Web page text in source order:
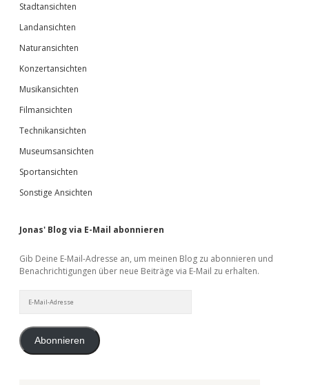
Stadtansichten
Landansichten
Naturansichten
Konzertansichten
Musikansichten
Filmansichten
Technikansichten
Museumsansichten
Sportansichten
Sonstige Ansichten
Jonas' Blog via E-Mail abonnieren
Gib Deine E-Mail-Adresse an, um meinen Blog zu abonnieren und
Benachrichtigungen über neue Beiträge via E-Mail zu erhalten.
Mail-
Abonnieren